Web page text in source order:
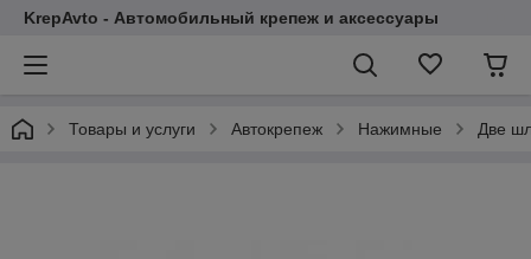
KrepAvto - Автомобильный крепеж и аксессуары
Товары и услуги Автокрепеж Нажимные Две